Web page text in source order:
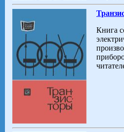
Книга